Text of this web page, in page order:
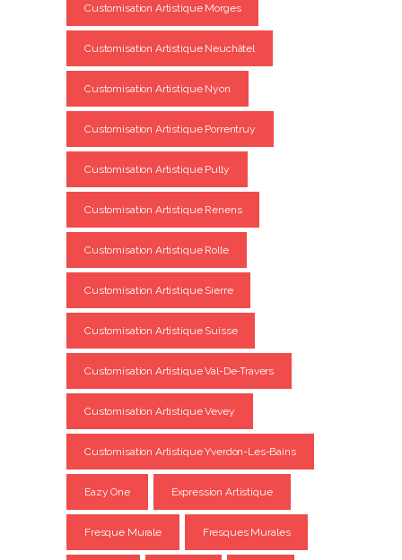
Customisation Artistique Morges
Customisation Artistique Neuchâtel
Customisation Artistique Nyon
Customisation Artistique Porrentruy
Customisation Artistique Pully
Customisation Artistique Renens
Customisation Artistique Rolle
Customisation Artistique Sierre
Customisation Artistique Suisse
Customisation Artistique Val-De-Travers
Customisation Artistique Vevey
Customisation Artistique Yverdon-Les-Bains
Eazy One Expression Artistique
Fresque Murale Fresques Murales